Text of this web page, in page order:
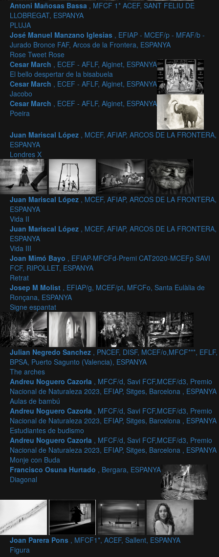
Antoni Mañosas Bassa , MFCF 1* ACEF, SANT FELIU DE
LLOBREGAT, ESPANYA
PLUJA
José Manuel Manzano Iglesias , EFIAP - MCEF/p - MFAF/b -
Jurado Bronce FAF, Arcos de la Frontera, ESPANYA
Rose Tweet Rose
Cesar March , ECEF - AFLF, Alginet, ESPANYA
El bello despertar de la bisabuela
Cesar March , ECEF - AFLF, Alginet, ESPANYA
Jacobo
Cesar March , ECEF - AFLF, Alginet, ESPANYA
Poeira
Juan Mariscal López , MCEF, AFIAP, ARCOS DE LA FRONTERA,
ESPANYA
Londres X
Juan Mariscal López , MCEF, AFIAP, ARCOS DE LA FRONTERA,
ESPANYA
Vida II
Juan Mariscal López , MCEF, AFIAP, ARCOS DE LA FRONTERA,
ESPANYA
Vida III
Joan Mimó Bayo , EFIAP-MFCFd-Premi CAT2020-MCEFp SAVI
FCF, RIPOLLET, ESPANYA
Retrat
Josep M Molist , EFIAP/g, MCEF/pt, MFCFo, Santa Eulàlia de
Ronçana, ESPANYA
Signe espantat
Julian Negredo Sanchez , PNCEF, DISF, MCEF/o,MFCF***, EFLF,
BPSA, Puerto Sagunto (Valencia), ESPANYA
The arches
Andreu Noguero Cazorla , MFCF/d, Savi FCF,MCEF/d3, Premio
Nacional de Naturaleza 2023, EFIAP, Sitges, Barcelona , ESPANYA
Aulas de bambú
Andreu Noguero Cazorla , MFCF/d, Savi FCF,MCEF/d3, Premio
Nacional de Naturaleza 2023, EFIAP, Sitges, Barcelona , ESPANYA
Estudiantes de budismo
Andreu Noguero Cazorla , MFCF/d, Savi FCF,MCEF/d3, Premio
Nacional de Naturaleza 2023, EFIAP, Sitges, Barcelona , ESPANYA
Monje con Buda
Francisco Osuna Hurtado , Bergara, ESPANYA
Diagonal
Joan Parera Pons , MFCF1*, ACEF, Sallent, ESPANYA
Figura